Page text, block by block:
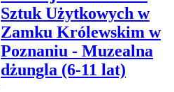
Sztuk Użytkowych w
Zamku Królewskim w
Poznaniu - Muzealna
dżungla (6-11 lat)